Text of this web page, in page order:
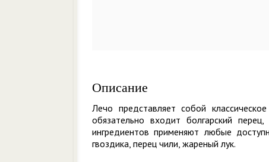
Описание
Лечо представляет собой
обязательно входит болгарский
ингредиентов применяют любые
гвоздика, перец чили, жареный лук.